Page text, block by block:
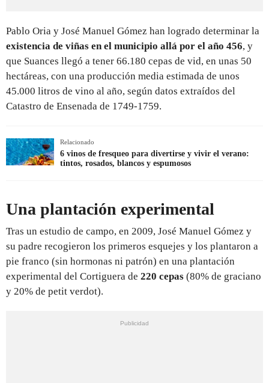
Pablo Oria y José Manuel Gómez han logrado determinar la
existencia de viñas en el municipio allá por el año 456, y
que Suances llegó a tener 66.180 cepas de vid, en unas 50
hectáreas, con una producción media estimada de unos
45.000 litros de vino al año, según datos extraídos del
Catastro de Ensenada de 1749-1759.
Relacionado
6 vinos de fresqueo para divertirse y vivir el verano:
tintos, rosados, blancos y espumosos
Una plantación experimental
Tras un estudio de campo, en 2009, José Manuel Gómez y
su padre recogieron los primeros esquejes y los plantaron a
pie franco (sin hormonas ni patrón) en una plantación
experimental del Cortiguera de 220 cepas (80% de graciano
y 20% de petit verdot).